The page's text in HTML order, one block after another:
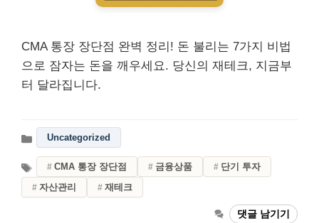
CMA 통장 장단점 완벽 정리! 돈 불리는 7가지 비법
으로 잠자는 돈을 깨우세요. 당신의 재테크, 지금부
터 달라집니다.
Uncategorized
CMA 통장 장단점 금융상품
단기 투자
자산관리
재테크
댓글 남기기